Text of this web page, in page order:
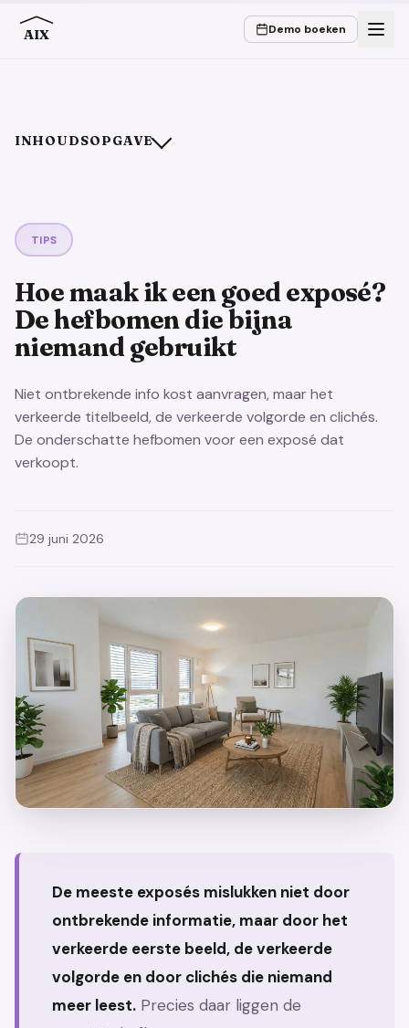
AIX Demo boeken
INHOUDSOPGAVE
Drie hefbomen die bijna niemand bewust gebruikt
Meer beelden zijn niet beter
Bewezen
Liever weglaten
Conclusie
TIPS
Hoe maak ik een goed exposé?
De hefbomen die bijna
niemand gebruikt
Niet ontbrekende info kost aanvragen, maar het
verkeerde titelbeeld, de verkeerde volgorde en clichés.
De onderschatte hefbomen voor een exposé dat
verkoopt.
29 juni 2026
De meeste exposés mislukken niet door
ontbrekende informatie, maar door het
verkeerde eerste beeld, de verkeerde
volgorde en door clichés die niemand
meer leest. Precies daar liggen de